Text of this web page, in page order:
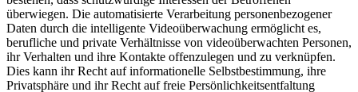
überwiegen. Die automatisierte Verarbeitung personenbezogener
Daten durch die intelligente Videoüberwachung ermöglicht es,
berufliche und private Verhältnisse von videoüberwachten Personen,
ihr Verhalten und ihre Kontakte offenzulegen und zu verknüpfen.
Dies kann ihr Recht auf informationelle Selbstbestimmung, ihre
Privatsphäre und ihr Recht auf freie Persönlichkeitsentfaltung